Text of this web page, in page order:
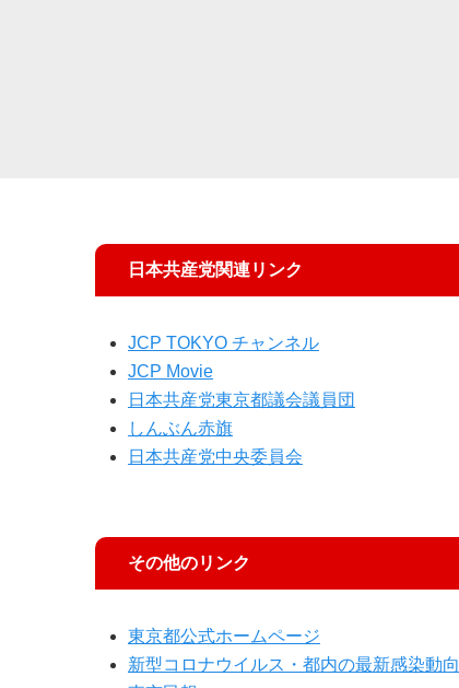
日本共産党関連リンク
JCP TOKYO チャンネル
JCP Movie
日本共産党東京都議会議員団
しんぶん赤旗
日本共産党中央委員会
その他のリンク
東京都公式ホームページ
新型コロナウイルス・都内の最新感染動向